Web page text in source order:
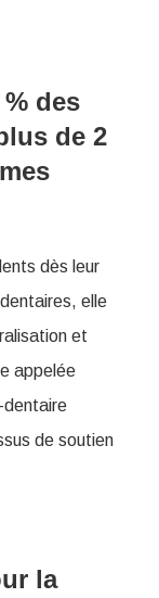
des
de 2
dès leur
elle
et
appelée
dentaire
de soutien
la